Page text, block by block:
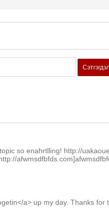
so enahrtlling! http://
a> up my day. Thanks for